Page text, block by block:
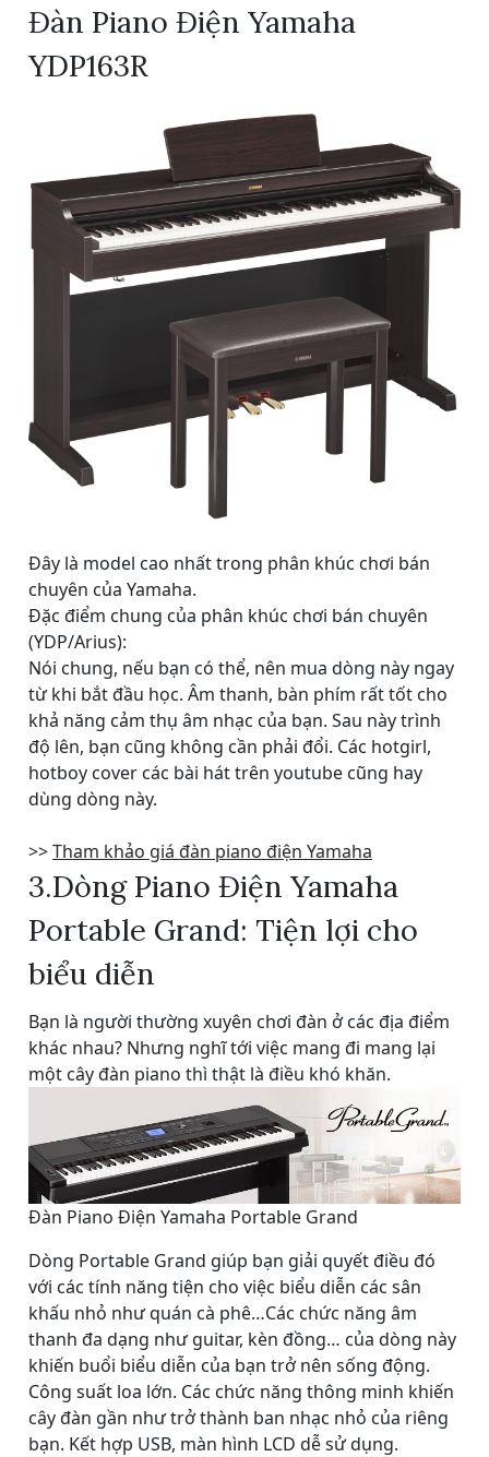
Đàn Piano Điện Yamaha
YDP163R
Đây là model cao nhất trong phân khúc chơi bán
chuyên của Yamaha.
Đặc điểm chung của phân khúc chơi bán chuyên
(YDP/Arius):
Nói chung, nếu bạn có thể, nên mua dòng này ngay
từ khi bắt đầu học. Âm thanh, bàn phím rất tốt cho
khả năng cảm thụ âm nhạc của bạn. Sau này trình
độ lên, bạn cũng không cần phải đổi. Các hotgirl,
hotboy cover các bài hát trên youtube cũng hay
dùng dòng này.
>>Tham khảo giá đàn piano điện Yamaha
3.Dòng Piano Điện Yamaha
Portable Grand: Tiện lợi cho
biểu diễn
Bạn là người thường xuyên chơi đàn ở các địa điểm
khác nhau? Nhưng nghĩ tới việc mang đi mang lại
một cây đàn piano thì thật là điều khó khăn.
Đàn Piano Điện Yamaha Portable Grand
Dòng Portable Grand giúp bạn giải quyết điều đó
với các tính năng tiện cho việc biểu diễn các sân
khấu nhỏ như quán cà phê…Các chức năng âm
thanh đa dạng như guitar, kèn đồng… của dòng này
khiến buổi biểu diễn của bạn trở nên sống động.
Công suất loa lớn. Các chức năng thông minh khiến
cây đàn gần như trở thành ban nhạc nhỏ của riêng
bạn. Kết hợp USB, màn hình LCD dễ sử dụng.